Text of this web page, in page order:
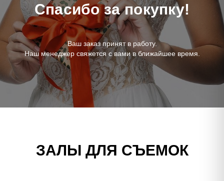
Спасибо за покупку!
Ваш заказ принят в работу.
Наш менеджер свяжется с вами в ближайшее время.
ЗАЛЫ ДЛЯ СЪЕМОК